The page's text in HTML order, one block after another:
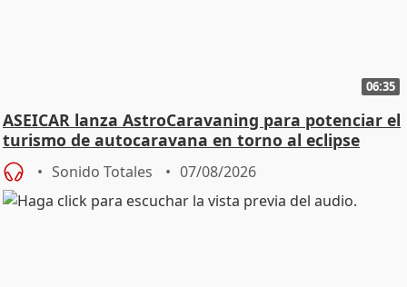
06:35
ASEICAR lanza AstroCaravaning para potenciar el
turismo de autocaravana en torno al eclipse
Sonido Totales 07/08/2026